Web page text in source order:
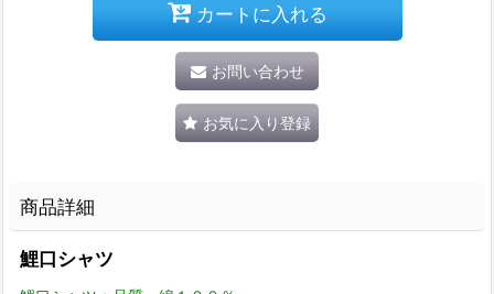
カートに入れる
お問い合わせ
お気に入り登録
商品詳細
鯉口シャツ